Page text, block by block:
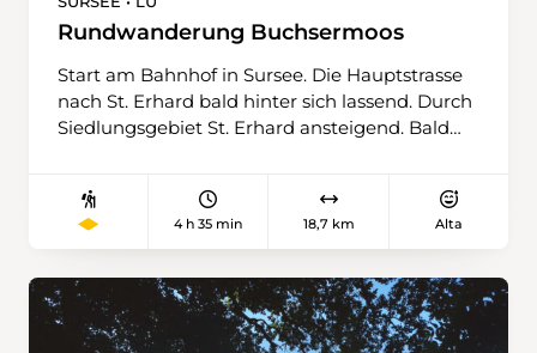
Rundwanderung Buchsermoos
Start am Bahnhof in Sursee. Die Hauptstrasse
nach St. Erhard bald hinter sich lassend. Durch
Siedlungsgebiet St. Erhard ansteigend. Bald
Alpen. Abwechslungsreich entlang dem Wald
bei Stockacher. Offene Felder und Wald
Aussichten. Abstieg zum Buchsermoos.
Naturschutzgebiet von Pro Natura mit
seltenen Tieren und Pflanzen. Über Buchs und
4 h 35 min 18,7 km Alta